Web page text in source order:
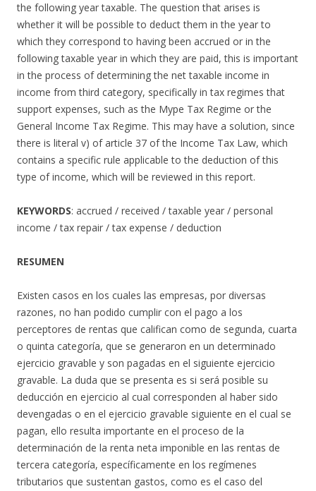
the following year taxable. The question that arises is
whether it will be possible to deduct them in the year to
which they correspond to having been accrued or in the
following taxable year in which they are paid, this is important
in the process of determining the net taxable income in
income from third category, specifically in tax regimes that
support expenses, such as the Mype Tax Regime or the
General Income Tax Regime. This may have a solution, since
there is literal v) of article 37 of the Income Tax Law, which
contains a specific rule applicable to the deduction of this
type of income, which will be reviewed in this report.
KEYWORDS: accrued / received / taxable year / personal
income / tax repair / tax expense / deduction
RESUMEN
Existen casos en los cuales las empresas, por diversas
razones, no han podido cumplir con el pago a los
perceptores de rentas que califican como de segunda, cuarta
o quinta categoría, que se generaron en un determinado
ejercicio gravable y son pagadas en el siguiente ejercicio
gravable. La duda que se presenta es si será posible su
deducción en ejercicio al cual corresponden al haber sido
devengadas o en el ejercicio gravable siguiente en el cual se
pagan, ello resulta importante en el proceso de la
determinación de la renta neta imponible en las rentas de
tercera categoría, específicamente en los regímenes
tributarios que sustentan gastos, como es el caso del